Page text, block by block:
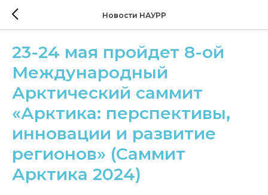
Новости НАУРР
23-24 мая пройдет 8-ой
Международный
Арктический саммит
«Арктика: перспективы,
инновации и развитие
регионов» (Саммит
Арктика 2024)